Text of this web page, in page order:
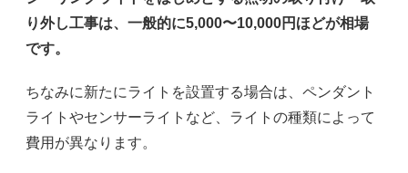
り外し工事は、一般的に5,000〜10,000円ほどが相場
です。
ちなみに新たにライトを設置する場合は、ペンダント
ライトやセンサーライトなど、ライトの種類によって
費用が異なります。